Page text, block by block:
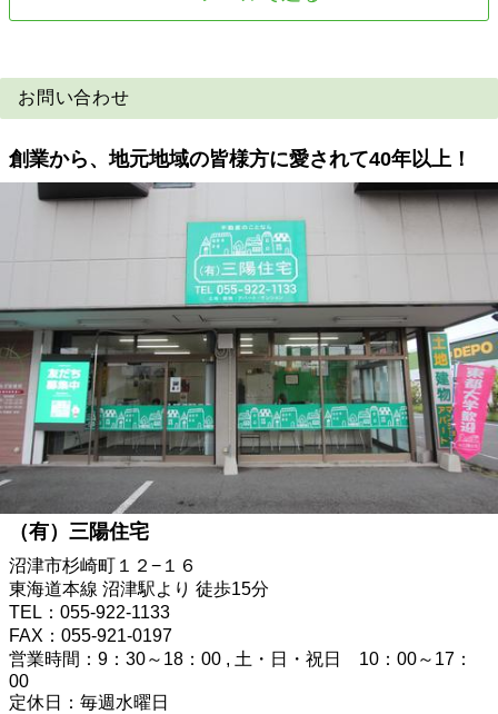
お問い合わせ
創業から、地元地域の皆様方に愛されて40年以上！
（有）三陽住宅
沼津市杉崎町１２−１６
東海道本線 沼津駅より 徒歩15分
TEL：055-922-1133
FAX：055-921-0197
営業時間：9：30～18：00 , 土・日・祝日 10：00～17：
00
定休日：毎週水曜日